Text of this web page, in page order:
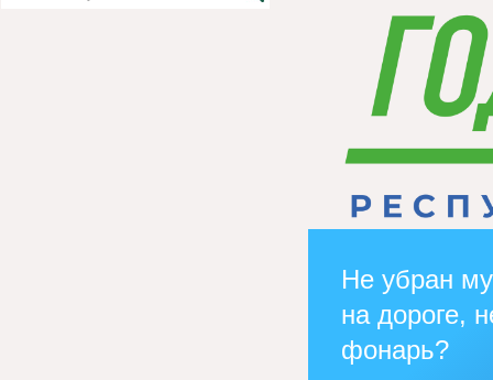
Не убран
на дороге,
фонарь?